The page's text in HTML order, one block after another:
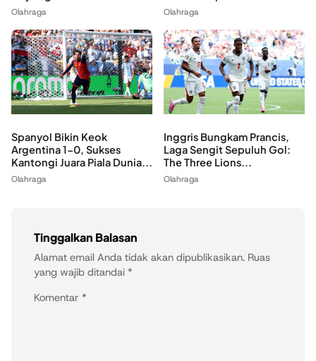
Olahraga Olahraga
Spanyol Bikin Keok
Argentina 1-0, Sukses
Kantongi Juara Piala Dunia...
Olahraga
Inggris Bungkam Prancis,
Laga Sengit Sepuluh Gol:
The Three Lions...
Olahraga
Tinggalkan Balasan
Alamat email Anda tidak akan dipublikasikan. Ruas
yang wajib ditandai *
Komentar *